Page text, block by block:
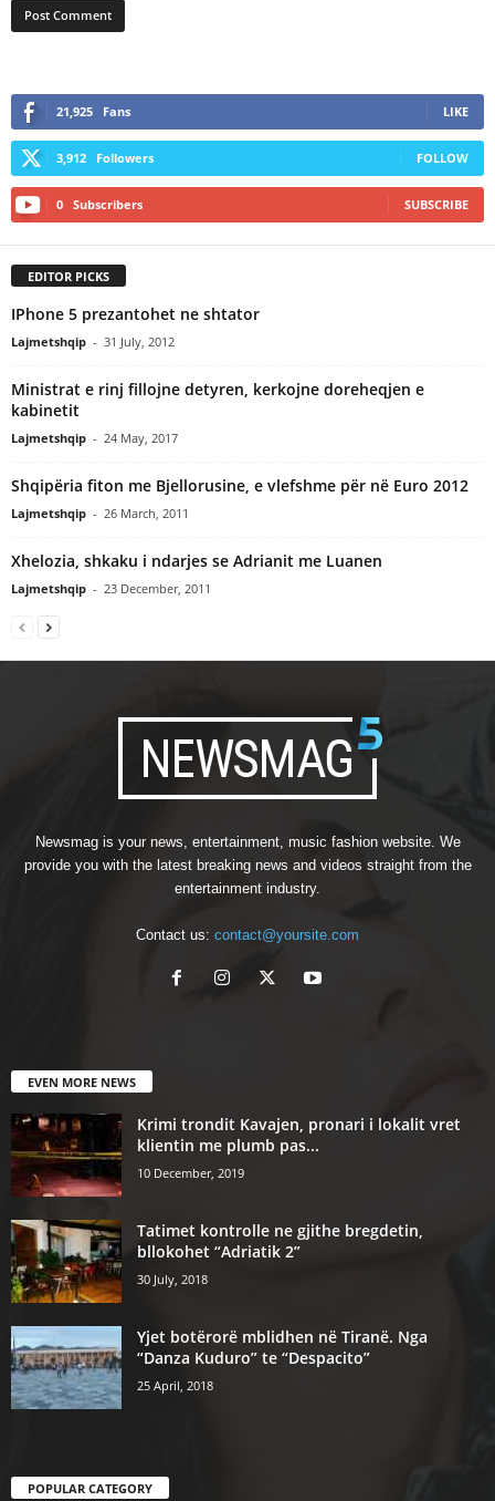
21,925 Fans LIKE
3,912 Followers FOLLOW
0 Subscribers SUBSCRIBE
EDITOR PICKS
IPhone 5 prezantohet ne shtator
Lajmetshqip - 31 July, 2012
Ministrat e rinj fillojne detyren, kerkojne doreheqjen e
kabinetit
Lajmetshqip - 24 May, 2017
Shqipëria fiton me Bjellorusine, e vlefshme për në Euro 2012
Lajmetshqip - 26 March, 2011
Xhelozia, shkaku i ndarjes se Adrianit me Luanen
Lajmetshqip - 23 December, 2011
Newsmag is your news, entertainment, music fashion website. We
provide you with the latest breaking news and videos straight from the
entertainment industry.
Contact us: contact@yoursite.com
EVEN MORE NEWS
Krimi trondit Kavajen, pronari i lokalit vret
klientin me plumb pas...
10 December, 2019
Tatimet kontrolle ne gjithe bregdetin,
bllokohet “Adriatik 2”
30 July, 2018
Yjet botërorë mblidhen në Tiranë. Nga
“Danza Kuduro” te “Despacito”
25 April, 2018
POPULAR CATEGORY